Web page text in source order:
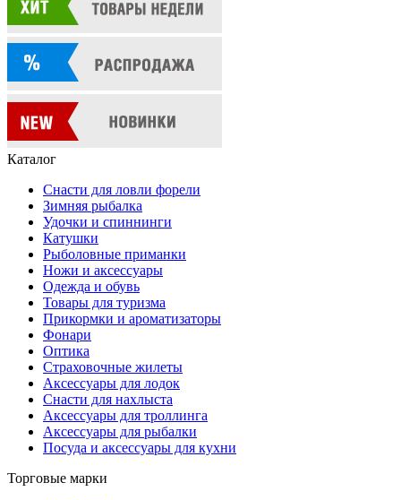
Каталог
Снасти для ловли форели
Зимняя рыбалка
Удочки и спиннинги
Катушки
Рыболовные приманки
Ножи и аксессуары
Одежда и обувь
Товары для туризма
Прикормки и ароматизаторы
Фонари
Оптика
Страховочные жилеты
Аксессуары для лодок
Снасти для нахлыста
Аксессуары для троллинга
Аксессуары для рыбалки
Посуда и аксессуары для кухни
Торговые марки